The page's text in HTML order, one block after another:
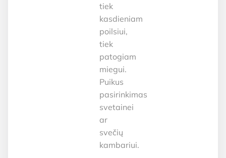
tiek
kasdieniam
poilsiui,
tiek
patogiam
miegui.
Puikus
pasirinkimas
svetainei
ar
svečių
kambariui.